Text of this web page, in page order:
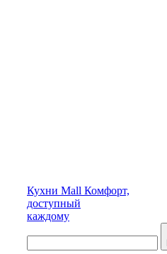
Кухни Mall Комфорт,
доступный
каждому